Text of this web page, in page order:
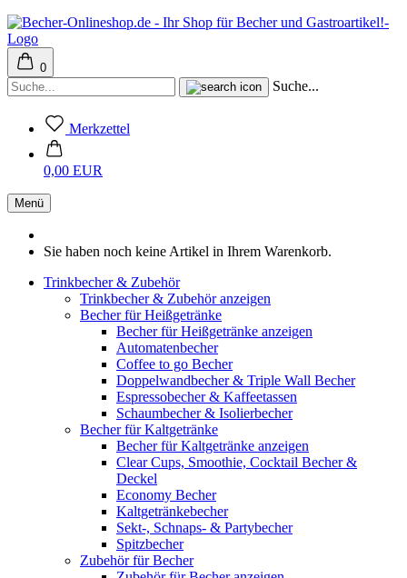
0
Suche...
Merkzettel
0,00 EUR
Menü
Sie haben noch keine Artikel in Ihrem Warenkorb.
Trinkbecher & Zubehör
Trinkbecher & Zubehör anzeigen
Becher für Heißgetränke
Becher für Heißgetränke anzeigen
Automatenbecher
Coffee to go Becher
Doppelwandbecher & Triple Wall Becher
Espressobecher & Kaffeetassen
Schaumbecher & Isolierbecher
Becher für Kaltgetränke
Becher für Kaltgetränke anzeigen
Clear Cups, Smoothie, Cocktail Becher &
Deckel
Economy Becher
Kaltgetränkebecher
Sekt-, Schnaps- & Partybecher
Spitzbecher
Zubehör für Becher